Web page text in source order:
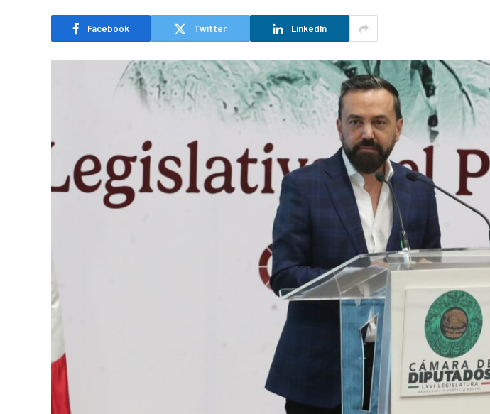
Facebook Twitter LinkedIn